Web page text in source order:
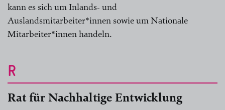
kann es sich um Inlands- und
Auslandsmitarbeiter*innen sowie um Nationale
Mitarbeiter*innen handeln.
R
Rat für Nachhaltige Entwicklung